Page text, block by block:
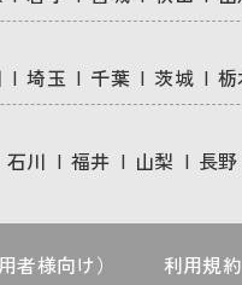
埼玉 千葉 茨城 栃
石川 福井 山梨 長野
者様向け） 利用規